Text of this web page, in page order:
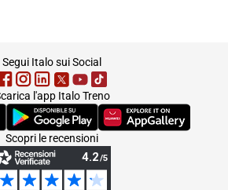
Segui Italo sui Social
l'app Italo Treno
scheda)
(Si apre in una nuova scheda)
(Si apre in una nuova
Scopri le recensioni